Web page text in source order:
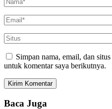
Simpan nama, email, dan
untuk komentar saya berikutnya.
Baca Juga